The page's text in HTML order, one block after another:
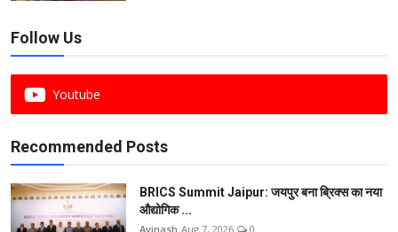
Follow Us
Youtube
Recommended Posts
BRICS Summit Jaipur: जयपुर बना ब्रिक्स का नया
औद्योगिक ...
Avinash Aug 7, 2026 0